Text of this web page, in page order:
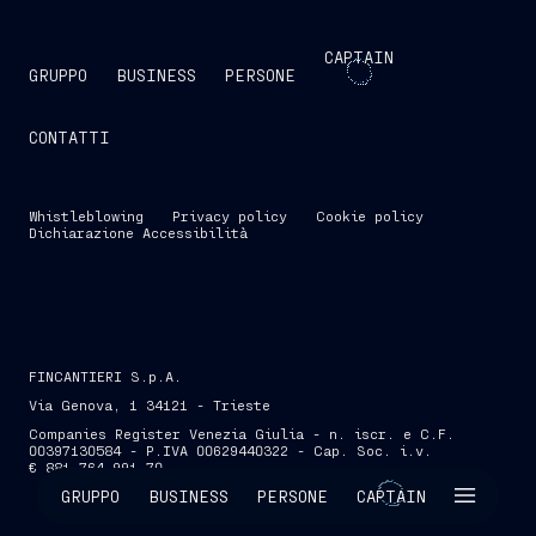
GRUPPO BUSINESS PERSONE CAPTAIN
GRUPPO BUSINESS PERSONE
CAPTAIN
CONTATTI
Whistleblowing Privacy policy
Cookie policy
Dichiarazione Accessibilità
FINCANTIERI S.p.A.
Via Genova, 1 34121 - Trieste
Companies Register Venezia Giulia - n. iscr. e C.F.
00397130584 - P.IVA 00629440322 - Cap. Soc. i.v.
€ 881.764.991,70